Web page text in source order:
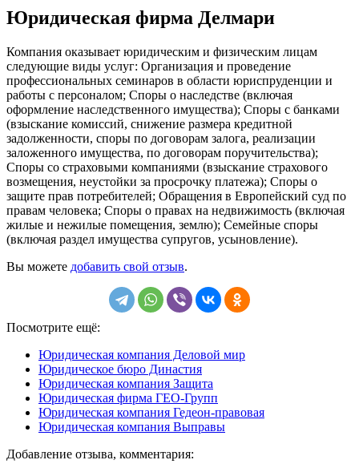
Юридическая фирма Делмари
Компания оказывает юридическим и физическим лицам
следующие виды услуг: Организация и проведение
профессиональных семинаров в области юриспруденции и
работы с персоналом; Споры о наследстве (включая
оформление наследственного имущества); Споры с банками
(взыскание комиссий, снижение размера кредитной
задолженности, споры по договорам залога, реализации
заложенного имущества, по договорам поручительства);
Споры со страховыми компаниями (взыскание страхового
возмещения, неустойки за просрочку платежа); Споры о
защите прав потребителей; Обращения в Европейский суд по
правам человека; Споры о правах на недвижимость (включая
жилые и нежилые помещения, землю); Семейные споры
(включая раздел имущества супругов, усыновление).
Вы можете добавить свой отзыв.
Посмотрите ещё:
Юридическая компания Деловой мир
Юридическое бюро Династия
Юридическая компания Защита
Юридическая фирма ГЕО-Групп
Юридическая компания Гедеон-правовая
Юридическая компания Выправы
Добавление отзыва, комментария: